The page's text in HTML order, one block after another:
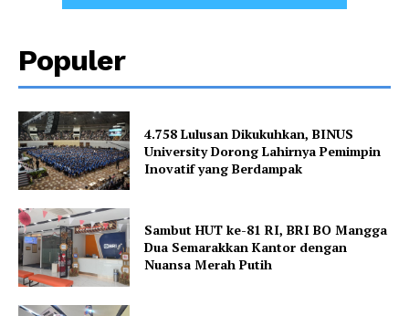
Populer
4.758 Lulusan Dikukuhkan, BINUS
University Dorong Lahirnya Pemimpin
Inovatif yang Berdampak
Sambut HUT ke-81 RI, BRI BO Mangga
Dua Semarakkan Kantor dengan
Nuansa Merah Putih